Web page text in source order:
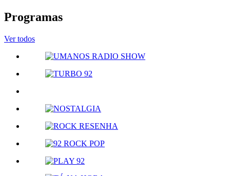
Programas
Ver todos